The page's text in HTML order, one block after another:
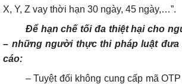
X, Y, Z vay thời hạn 30 ngày, 45 ngày,…”.
Để hạn chế tối đa thiệt hại cho
– những người thực thi pháp luật đưa
cáo:
– Tuyệt đối không cung cấp mã